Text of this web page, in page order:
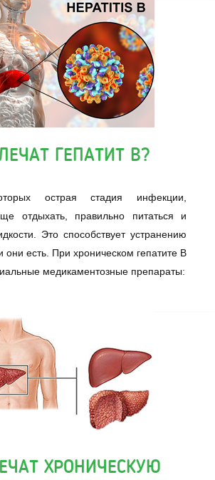
ГЕПАТИТ B?
острая стадия инфекции,
отдыхать, правильно питаться и
Это способствует устранению
они есть. При хроническом гепатите B
медикаментозные препараты:
ХРОНИЧЕСКУЮ